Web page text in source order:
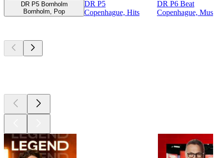
DR P5 Bornholm
Bornholm, Pop
DR P5
Copenhague, Hits
DR P6 Beat
Copenhague,